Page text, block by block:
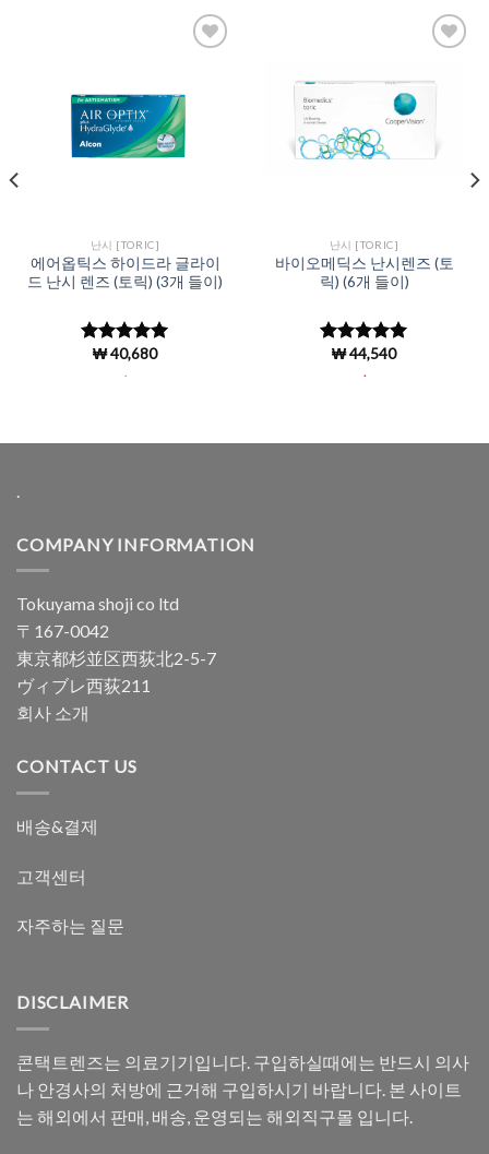
난시 [TORIC]
에어옵틱스 하이드라 글라이
드 난시 렌즈 (토릭) (3개 들이)
5 중에서
로 평가됨
₩40,680
Wishlist
난시 [TORIC]
바이오메딕스 난시렌즈 (토
릭) (6개 들이)
5 중에서
로 평
₩44,540
.
COMPANY INFORMATION
Tokuyama shoji co ltd
〒167-0042
東京都杉並区西荻北2-5-7
ヴィブレ西荻211
회사 소개
CONTACT US
배송&결제
고객센터
자주하는 질문
DISCLAIMER
콘택트렌즈는 의료기기입니다. 구입하실때에는 반드시 의사
나 안경사의 처방에 근거해 구입하시기 바랍니다. 본 사이트
는 해외에서 판매, 배송, 운영되는 해외직구몰 입니다.